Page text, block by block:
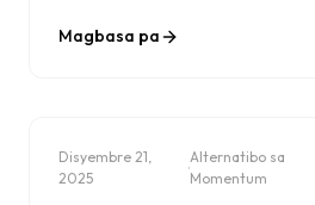
kung saan makakakuha ng mga
Magbasa pa
Disyembre 21,
2025
·Alternatibo sa
Momentum